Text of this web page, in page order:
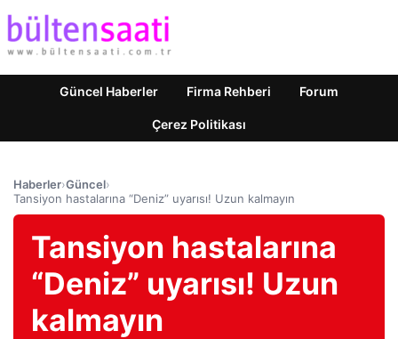
Güncel Haberler Firma Rehberi Forum
Çerez Politikası
Haberler›Güncel›
Tansiyon hastalarına “Deniz” uyarısı! Uzun kalmayın
Tansiyon hastalarına
“Deniz” uyarısı! Uzun
kalmayın